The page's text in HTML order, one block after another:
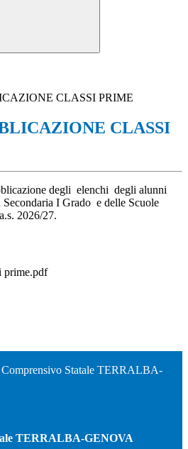
CLASSI PRIME
CLASSI
degli elenchi degli alunni
I Grado e delle Scuole
2026/27.
prime.pdf
Statale TERRALBA-
TERRALBA-GENOVA